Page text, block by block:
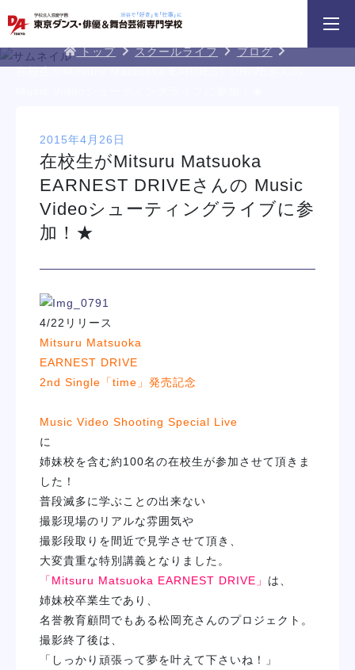
学科・専攻 資料請求 オープンキャンパス
DA TOKYOブログ
トップ スクールライフ
ブログ
在校生がMitsuru Matsuoka EARNEST DRIVEさんの
2015年4月26日
在校生がMitsuru Matsuoka
EARNEST DRIVEさんの Music
Videoシューティングライブに参
加！★
4/22リリース
Mitsuru Matsuoka
EARNEST DRIVE
2nd Single「time」発売記念
Music Video Shooting Special Live
に
姉妹校を含む約100名の在校生が参加させて頂きま
した！
普段滅多に学ぶことの出来ない
撮影現場のリアルな雰囲気や
撮影段取りを間近で見学させて頂き、
大変貴重な特別講義となりました。
「Mitsuru Matsuoka EARNEST DRIVE」 は、
姉妹校卒業生であり、
名誉教育顧問でもある松岡充さんのプロジェクト。
撮影終了後は、
「しっかり頑張って夢を叶えて下さいね！」
HIPHOPダンスリレー
鹿島 良太氏によるミュージカル俳優 macoto氏によるバック
学科・専攻
教育システム
就職・デビュー
入学案内
スクールライフ
訪問者別